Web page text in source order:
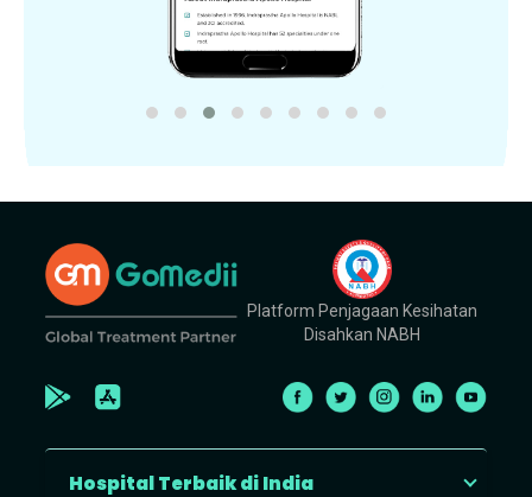
Platform Penjagaan Kesihatan
Disahkan NABH
Hospital Terbaik di India